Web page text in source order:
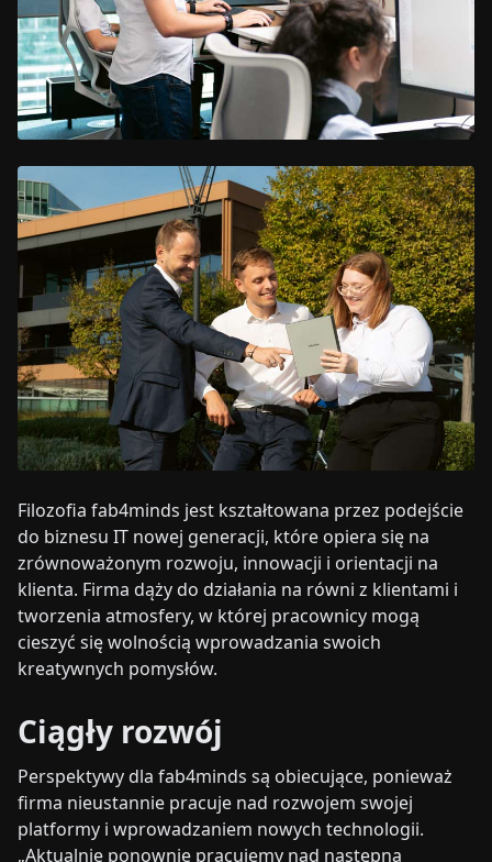
Filozofia fab4minds jest kształtowana przez podejście
do biznesu IT nowej generacji, które opiera się na
zrównoważonym rozwoju, innowacji i orientacji na
klienta. Firma dąży do działania na równi z klientami i
tworzenia atmosfery, w której pracownicy mogą
cieszyć się wolnością wprowadzania swoich
kreatywnych pomysłów.
Ciągły rozwój
Perspektywy dla fab4minds są obiecujące, ponieważ
firma nieustannie pracuje nad rozwojem swojej
platformy i wprowadzaniem nowych technologii.
„Aktualnie ponownie pracujemy nad następną